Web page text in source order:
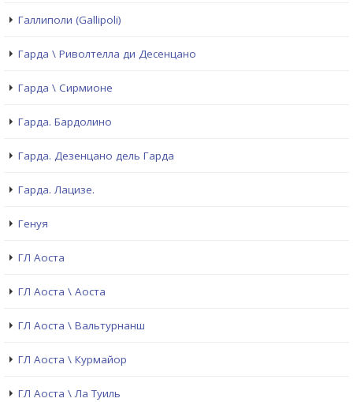
Галлиполи (Gallipoli)
Гарда \ Риволтелла ди Десенцано
Гарда \ Сирмионе
Гарда. Бардолино
Гарда. Дезенцано дель Гарда
Гарда. Лацизе.
Генуя
ГЛ Аоста
ГЛ Аоста \ Аоста
ГЛ Аоста \ Вальтурнанш
ГЛ Аоста \ Курмайор
ГЛ Аоста \ Ла Туиль